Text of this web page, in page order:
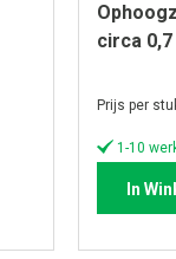
circa
Prijs per
1-10
In